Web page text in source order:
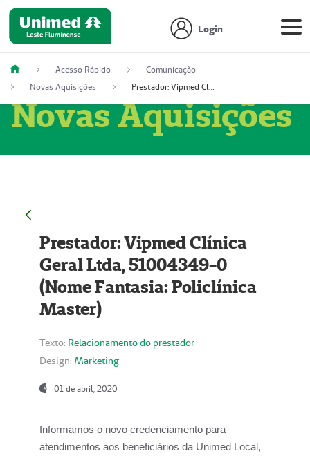
Login
Acesso Rápido
Comunicação
Novas Aquisições
Prestador: Vipmed Clínica Geral Ltda, 51004349-0 (Nome Fantasia: Policlínica Master)
Novas Aquisições
Prestador: Vipmed Clínica
Geral Ltda, 51004349-0
(Nome Fantasia: Policlínica
Master)
Texto: Relacionamento do prestador
Design: Marketing
01 de abril, 2020
Informamos o novo credenciamento para
atendimentos aos beneficiários da Unimed Local,